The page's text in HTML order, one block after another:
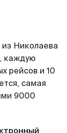
из Николаева
каждую
рейсов и 10
самая
9000